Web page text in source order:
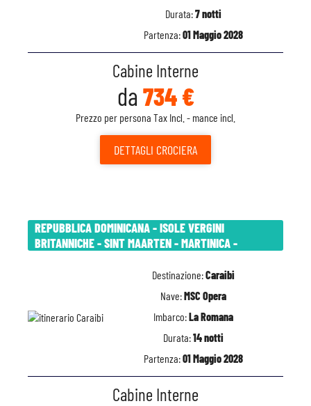
Durata:7 notti
Partenza:01 Maggio 2028
Cabine Interne
da 734 €
Prezzo per persona Tax Incl. - mance incl.
DETTAGLI CROCIERA
REPUBBLICA DOMINICANA - ISOLE VERGINI
BRITANNICHE - SINT MAARTEN - MARTINICA -
Destinazione:Caraibi
Nave:MSC Opera
Imbarco:La Romana
Durata:14 notti
Partenza:01 Maggio 2028
Cabine Interne